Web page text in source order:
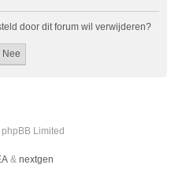
door dit forum wil verwijderen?
Limited
& nextgen